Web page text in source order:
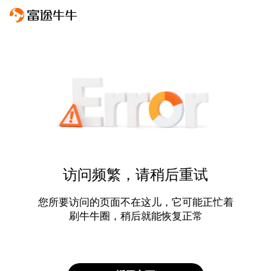
访问频繁，请稍后重试
您所要访问的页面不在这儿，它可能正忙着
刷牛牛圈，稍后就能恢复正常